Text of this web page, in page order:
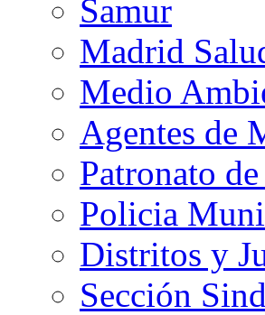
Samur
Madrid
Medio
Agentes de
Patronato
Policia
Distritos y
Sección